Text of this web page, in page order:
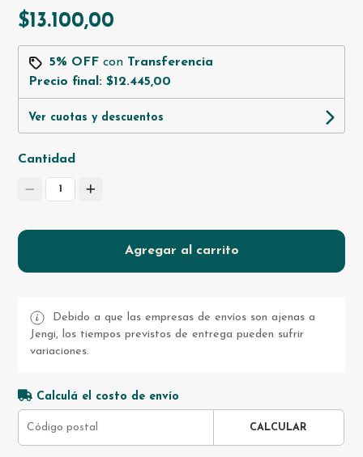
$13.100,00
5% OFF con Transferencia
Precio final:$12.445,00
Ver cuotas y descuentos
Cantidad
1
Agregar al carrito
Debido a que las empresas de envíos son ajenas a
Jengi, los tiempos previstos de entrega pueden sufrir
variaciones.
Calculá el costo de envío
CALCULAR